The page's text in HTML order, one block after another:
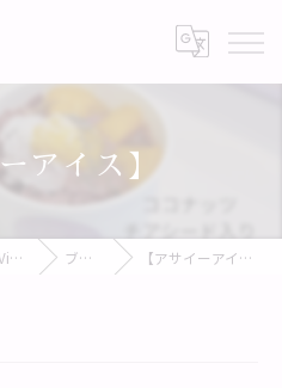
アイス】
米粉カヌレのスイーツならLa Violette ブログ 【アサイーアイス】